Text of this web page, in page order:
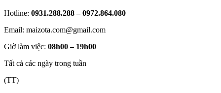
Hotline: 0931.288.288 – 0972.864.080
Email: maizota.com@gmail.com
Giờ làm việc: 08h00 – 19h00
Tất cả các ngày trong tuần
(TT)